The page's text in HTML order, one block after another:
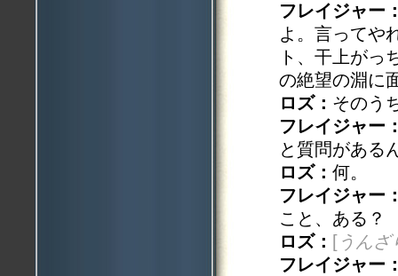
フレイジャー
よ。言ってや
ト、干上が
の絶望の淵に
ロズ： そのう
フレイジャー
と質問がある
ロズ： 何。
フレイジャー
こと、ある
ロズ： [ うんざ
フレイジャー